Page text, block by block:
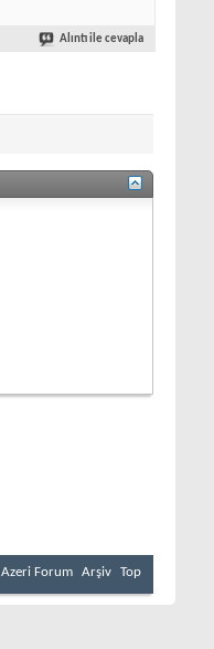
Alıntı ile cevapla
Azeri Forum Arşiv Top